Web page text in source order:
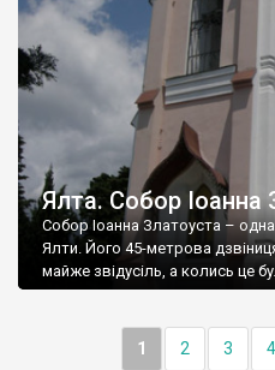
Ялта. Собор Іоанна
Собор Іоанна Златоуста –
Ялти. Його 45-метрова дзвіниця
майже звідусіль, а колись це
1 2 3 4